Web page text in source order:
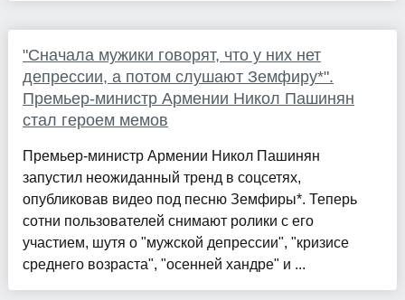
"Сначала мужики говорят, что у них нет
депрессии, а потом слушают Земфиру*".
Премьер-министр Армении Никол Пашинян
стал героем мемов
Премьер-министр Армении Никол Пашинян
запустил неожиданный тренд в соцсетях,
опубликовав видео под песню Земфиры*. Теперь
сотни пользователей снимают ролики с его
участием, шутя о "мужской депрессии", "кризисе
среднего возраста", "осенней хандре" и ...